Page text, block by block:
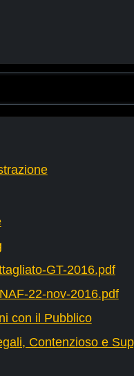
GT-2016.pdf
22-nov-2016.pdf
con il Pubblico
Contenzioso e